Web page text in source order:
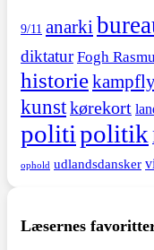
9/11 anarki
diktatur Fogh
historie
kunstkørekort
politipolitik
ophold udlandsdansker
Læsernes